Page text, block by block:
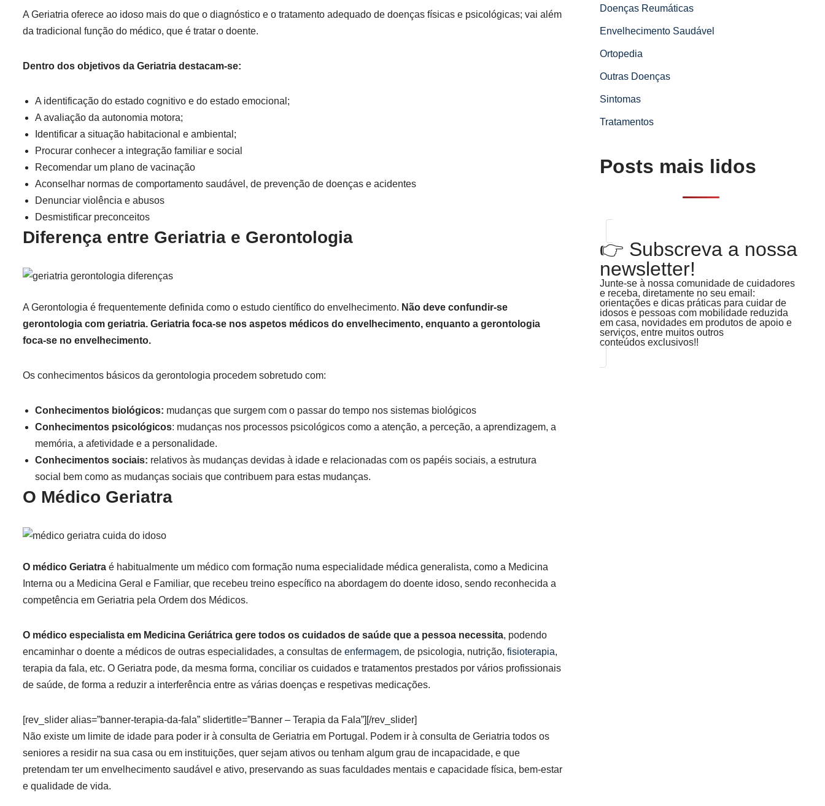
A Geriatria oferece ao idoso mais do que o diagnóstico e o tratamento adequado de doenças físicas e psicológicas; vai além
da tradicional função do médico, que é tratar o doente.
Dentro dos objetivos da Geriatria destacam-se:
A identificação do estado cognitivo e do estado emocional;
A avaliação da autonomia motora;
Identificar a situação habitacional e ambiental;
Procurar conhecer a integração familiar e social
Recomendar um plano de vacinação
Aconselhar normas de comportamento saudável, de prevenção de doenças e acidentes
Denunciar violência e abusos
Desmistificar preconceitos
Diferença entre Geriatria e Gerontologia
A Gerontologia é frequentemente definida como o estudo científico do envelhecimento. Não deve confundir-se
gerontologia com geriatria. Geriatria foca-se nos aspetos médicos do envelhecimento, enquanto a gerontologia
foca-se no envelhecimento.
Os conhecimentos básicos da gerontologia procedem sobretudo com:
Conhecimentos biológicos: mudanças que surgem com o passar do tempo nos sistemas biológicos
Conhecimentos psicológicos: mudanças nos processos psicológicos como a atenção, a perceção, a aprendizagem, a
memória, a afetividade e a personalidade.
Conhecimentos sociais: relativos às mudanças devidas à idade e relacionadas com os papéis sociais, a estrutura
social bem como as mudanças sociais que contribuem para estas mudanças.
O Médico Geriatra
O médico Geriatra é habitualmente um médico com formação numa especialidade médica generalista, como a Medicina
Interna ou a Medicina Geral e Familiar, que recebeu treino específico na abordagem do doente idoso, sendo reconhecida a
competência em Geriatria pela Ordem dos Médicos.
O médico especialista em Medicina Geriátrica gere todos os cuidados de saúde que a pessoa necessita, podendo
encaminhar o doente a médicos de outras especialidades, a consultas de enfermagem, de psicologia, nutrição, fisioterapia,
terapia da fala, etc. O Geriatra pode, da mesma forma, conciliar os cuidados e tratamentos prestados por vários profissionais
de saúde, de forma a reduzir a interferência entre as várias doenças e respetivas medicações.
[rev_slider alias=”banner-terapia-da-fala” slidertitle=”Banner – Terapia da Fala”][/rev_slider]
Não existe um limite de idade para poder ir à consulta de Geriatria em Portugal. Podem ir à consulta de Geriatria todos os
seniores a residir na sua casa ou em instituições, quer sejam ativos ou tenham algum grau de incapacidade, e que
pretendam ter um envelhecimento saudável e ativo, preservando as suas faculdades mentais e capacidade física, bem-estar
e qualidade de vida.
Doenças Reumáticas
Envelhecimento Saudável
Ortopedia
Outras Doenças
Sintomas
Tratamentos
Posts mais lidos
👉 Subscreva a nossa
newsletter!
Junte-se à nossa comunidade de cuidadores
e receba, diretamente no seu email:
orientações e dicas práticas para cuidar de
idosos e pessoas com mobilidade reduzida
em casa, novidades em produtos de apoio e
serviços, entre muitos outros
conteúdos exclusivos!!